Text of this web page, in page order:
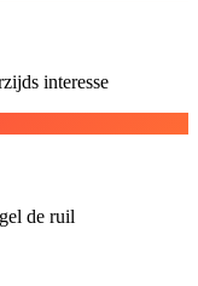
interesse
de ruil